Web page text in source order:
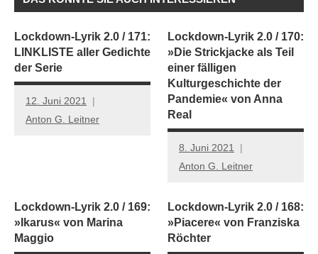
Lockdown-Lyrik 2.0 / 171:
LINKLISTE aller Gedichte
der Serie
12. Juni 2021
Anton G. Leitner
Lockdown-Lyrik 2.0 / 170:
»Die Strickjacke als Teil
einer fälligen
Kulturgeschichte der
Pandemie« von Anna
Real
8. Juni 2021
Anton G. Leitner
Lockdown-Lyrik 2.0 / 169:
»Ikarus« von Marina
Maggio
Lockdown-Lyrik 2.0 / 168:
»Piacere« von Franziska
Röchter